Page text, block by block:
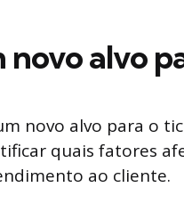
alvo
novo alvo para o
quais fatores
ao cliente.